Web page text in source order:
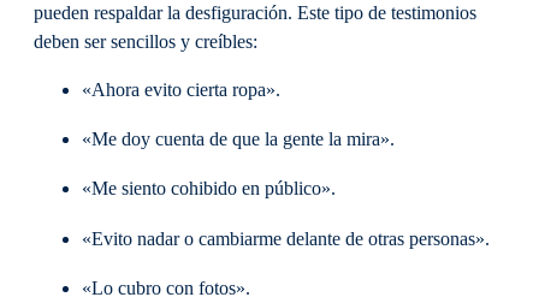
pueden respaldar la desfiguración. Este tipo de testimonios
deben ser sencillos y creíbles:
«Ahora evito cierta ropa».
«Me doy cuenta de que la gente la mira».
«Me siento cohibido en público».
«Evito nadar o cambiarme delante de otras personas».
«Lo cubro con fotos».